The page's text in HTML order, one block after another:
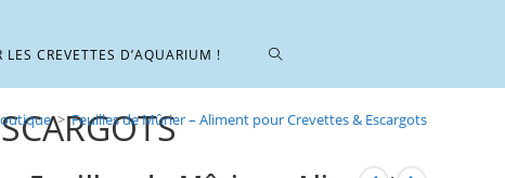
CREVETTES D’AQUARIUM !
> Feuilles de Mûrier – Aliment pour Crevettes & Escargots